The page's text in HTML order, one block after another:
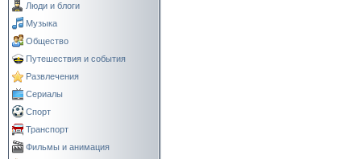
Люди и блоги
Музыка
Общество
Путешествия и события
Развлечения
Сериалы
Спорт
Транспорт
Фильмы и анимация